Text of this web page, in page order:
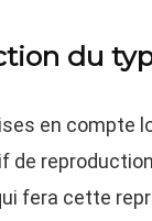
du
en compte
fera cette